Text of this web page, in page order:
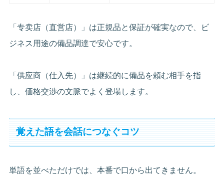
「专卖店（直営店）」は正規品と保証が確実なので、ビ
ジネス用途の備品調達で安心です。
「供应商（仕入先）」は継続的に備品を頼む相手を指
し、価格交渉の文脈でよく登場します。
覚えた語を会話につなぐコツ
単語を並べただけでは、本番で口から出てきません。